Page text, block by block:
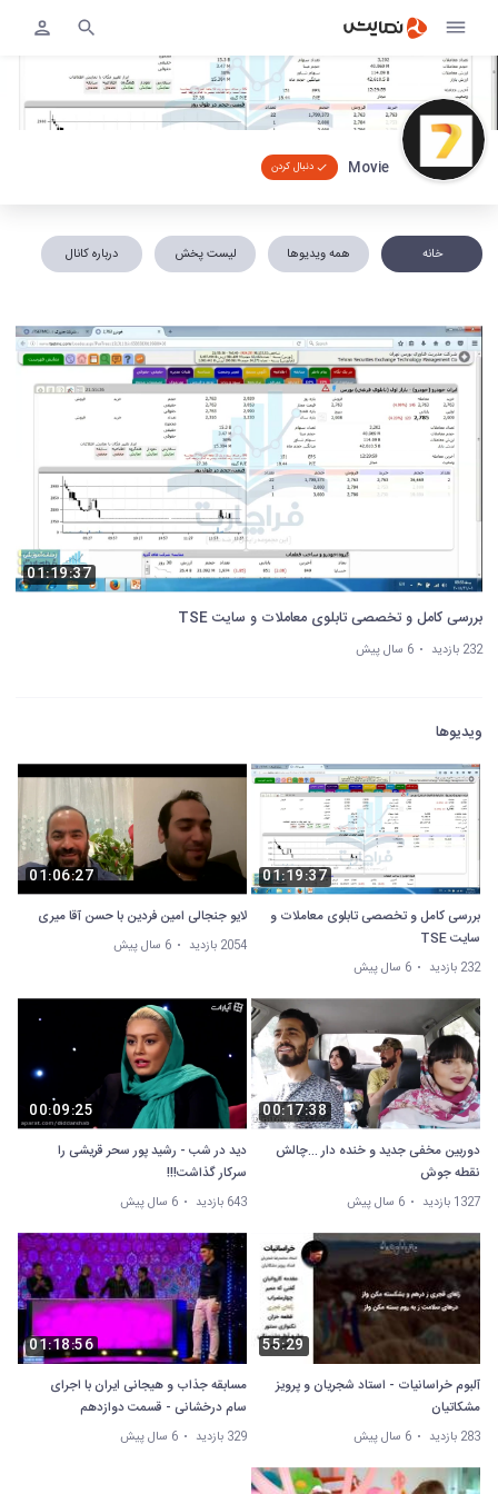
Movie دنبال کردن
خانه همه ویدیوها لیست پخش درباره کانال
01:19:37
بررسی کامل و تخصصی تابلوی معاملات و سایت TSE
232 بازدید 6 سال پیش
ویدیوها
01:19:37
بررسی کامل و تخصصی تابلوی معاملات و
سایت TSE
232 بازدید 6 سال پیش
01:06:27
لایو جنجالی امین فردین با حسن آقا میری
2054 بازدید 6 سال پیش
00:17:38
دوربین مخفی جدید و خنده دار ...چالش
نقطه جوش
1327 بازدید 6 سال پیش
00:09:25
دید در شب - رشید پور سحر قریشی را
سرکار گذاشت!!!
643 بازدید 6 سال پیش
55:29
آلبوم خراسانیات - استاد شجریان و پرویز
مشکاتیان
283 بازدید 6 سال پیش
01:18:56
مسابقه جذاب و هیجانی ایران با اجرای
سام درخشانی - قسمت دوازدهم
329 بازدید 6 سال پیش